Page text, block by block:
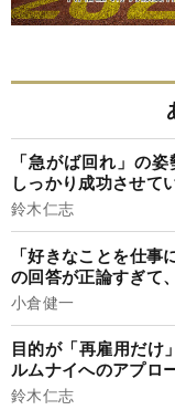
「急がば回れ」の
しっかり成功させて
鈴木仁志
「好きなことを仕
の回答が正論すぎて
小倉健一
目的が「再雇用だ
ルムナイへのアプロ
鈴木仁志